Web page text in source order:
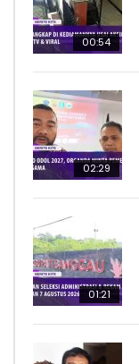
00:54
02:29
01:21